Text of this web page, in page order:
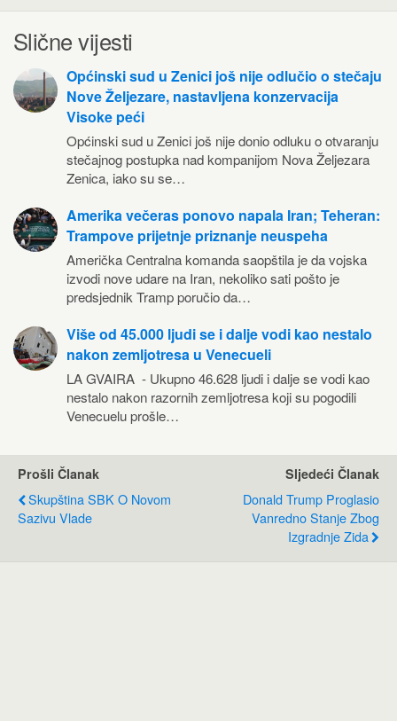
Slične vijesti
Općinski sud u Zenici još nije odlučio o stečaju
Nove Željezare, nastavljena konzervacija
Visoke peći
Općinski sud u Zenici još nije donio odluku o otvaranju
stečajnog postupka nad kompanijom Nova Željezara
Zenica, iako su se…
Amerika večeras ponovo napala Iran; Teheran:
Trampove prijetnje priznanje neuspeha
Američka Centralna komanda saopštila je da vojska
izvodi nove udare na Iran, nekoliko sati pošto je
predsjednik Tramp poručio da…
Više od 45.000 ljudi se i dalje vodi kao nestalo
nakon zemljotresa u Venecueli
LA GVAIRA - Ukupno 46.628 ljudi i dalje se vodi kao
nestalo nakon razornih zemljotresa koji su pogodili
Venecuelu prošle…
Prošli Članak
Skupština SBK O Novom
Sazivu Vlade
Sljedeći Članak
Donald Trump Proglasio
Vanredno Stanje Zbog
Izgradnje Zida